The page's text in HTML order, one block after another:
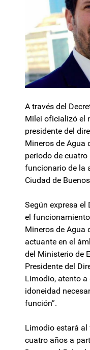
A través del
Milei oficializó el
presidente del
Mineros de Agua
periodo de
funcionario de la
Ciudad de
Según expresa el
el
Mineros de Agua
actuante en el
del Ministerio de
Presidente del
Limodio, atento a
idoneidad
función”.
Limodio estará al
cuatro años a